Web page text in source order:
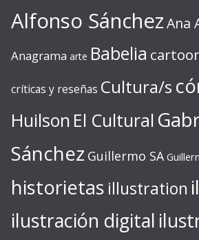
Alfonso SánchezAna
Anagrama arte Babelia
críticas y reseñas Cultura/s
Huilson El Cultural
Sánchez Guillermo SA
historietas illustration
ilustración digital